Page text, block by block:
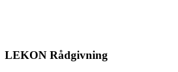
LEKON Rådgivning